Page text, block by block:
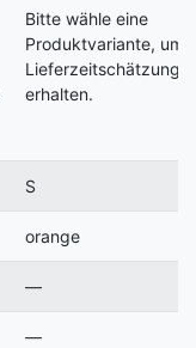
Bitte wähle eine
Produktvariante, um
Lieferzeitschätzung
erhalten.
S
orange
—
—